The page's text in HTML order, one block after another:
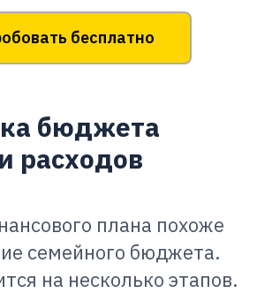
бесплатно
бюджета
расходов
плана похоже
семейного бюджета.
на несколько этапов.